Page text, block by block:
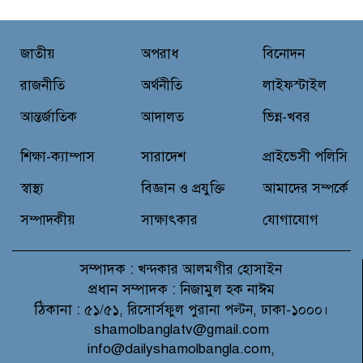
বিদ্যুৎস্পৃষ্টে মুয়াজ্জিনের মৃত্যু!
আমিন এর মমতাময়ী মায়ের মৃত্যু
প্রান্তিক শহরে উন্নত আল্ট্রাসাউন্ড প্রযুক্তি
নিয়ে উইপ্রো জিই হেলথকেয়ারের
জাতীয়
রাজনীতি
আন্তর্জাতিক
অপরাধ
অর্থনীতি
আদালত
বিনোদন
লাইফস্টাইল
ভিন্ন-খবর
শিক্ষা-ক্যাম্পাস
স্বাস্থ্য
সম্পাদকীয়
সারাদেশ
বিজ্ঞান ও প্রযুক্তি
সাক্ষাৎকার
প্রাইভেসী পলিসি
আমাদের সম্পর্কে
যোগাযোগ
সম্পাদক : খন্দকার আলমগীর হোসাইন
প্রধান সম্পাদক : নিজামুল হক নাঈম
ঠিকানা : ৫১/৫১, রিসোর্সফুল পুরানা পল্টন, ঢাকা-১০০০।
shamolbanglatv@gmail.com
info@dailyshamolbangla.com,